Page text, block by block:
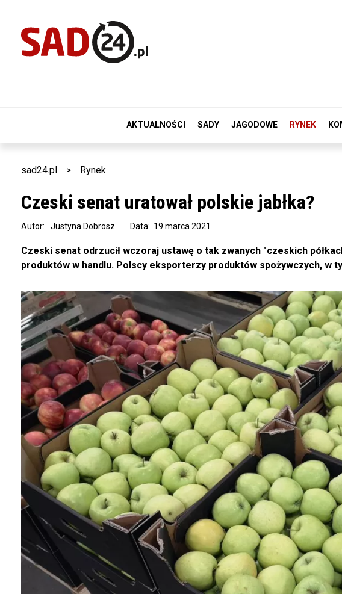
AKTUALNOŚCI SADY JAGODOWE RYNEK
sad24.pl > Rynek
Czeski senat uratował polskie jabłka?
Data: 19 marca 2021
Autor: Justyna Dobrosz
Czeski senat odrzucił wczoraj ustawę o tak zwanych "czeskich
produktów w handlu. Polscy eksporterzy produktów spożywczych, w